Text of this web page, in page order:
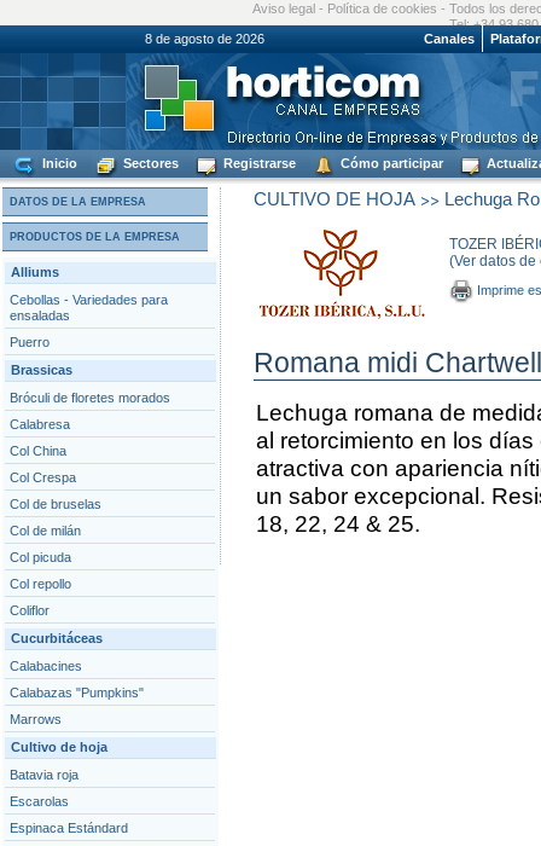
Aviso legal - Política de cookies - Todos los
Tel: +34 93
8 de agosto de 2026
Canales
Inicio Sectores Registrarse Cómo participar
DATOS DE LA EMPRESA
PRODUCTOS DE LA EMPRESA
Alliums
Cebollas - Variedades para
ensaladas
Puerro
Brassicas
Bróculi de floretes morados
Calabresa
Col China
Col Crespa
Col de bruselas
Col de milán
Col picuda
Col repollo
Coliflor
Cucurbitáceas
Calabacines
Calabazas "Pumpkins"
Marrows
Cultivo de hoja
Batavia roja
Escarolas
Espinaca Estándard
CULTIVO DE HOJA>> Lechuga
TOZER
(Ver datos
Imprime
Romana midi Chartwell
Lechuga romana de
al retorcimiento en los
atractiva con apariencia
un sabor excepcional.
18, 22, 24 & 25.